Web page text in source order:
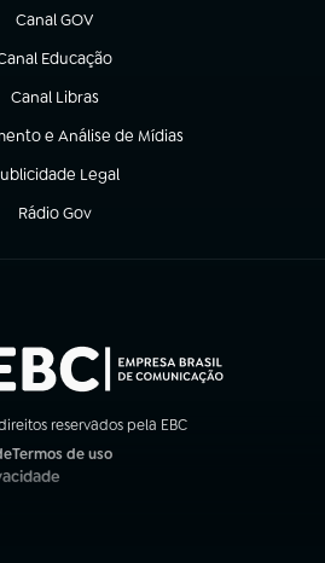
Canal GOV
(abre em nova aba)
Educação
em nova aba)
Canal Libras
(abre em nova aba)
e Análise de Mídias
aba)
Legal
em nova aba)
Rádio Gov
(abre em nova aba)
reservados pela EBC
Termos de uso
(abre em nova aba)